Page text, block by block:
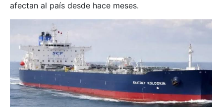
afectan al país desde hace meses.